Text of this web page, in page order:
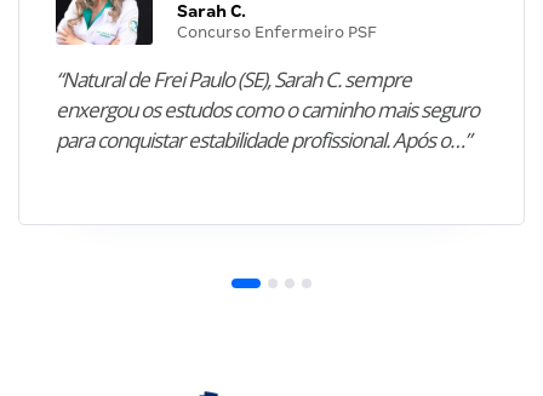
Sarah C.
Concurso Enfermeiro PSF
“Natural de Frei Paulo (SE), Sarah C. sempre
enxergou os estudos como o caminho mais seguro
para conquistar estabilidade profissional. Após o…”